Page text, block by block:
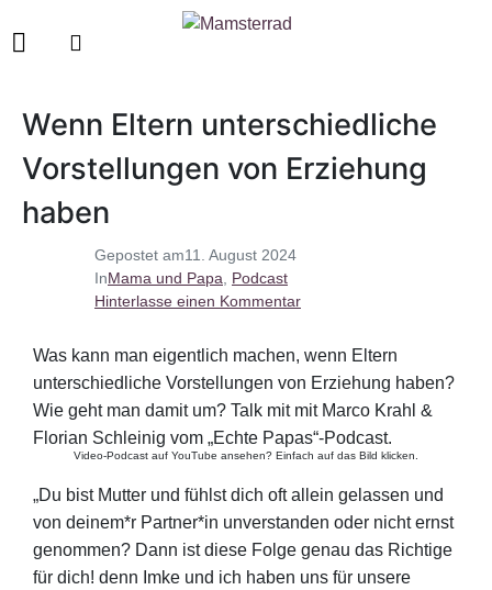
Gepostet am11. August 2024
InMama und Papa
Podcast
Hinterlasse einen Kommentar
Wenn Eltern unterschiedliche
Vorstellungen von Erziehung
haben
Was kann man eigentlich machen, wenn Eltern
unterschiedliche Vorstellungen von Erziehung haben?
Wie geht man damit um? Talk mit mit Marco Krahl &
Florian Schleinig vom „Echte Papas“-Podcast.
Video-Podcast auf YouTube ansehen? Einfach auf das Bild klicken.
„Du bist Mutter und fühlst dich oft allein gelassen und
von deinem*r Partner*in unverstanden oder nicht ernst
genommen? Dann ist diese Folge genau das Richtige
für dich! denn Imke und ich haben uns für unsere